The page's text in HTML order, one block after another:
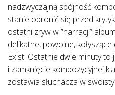
nadzwyczajną spójność
stanie obronić się przed
ostatni zryw w ”narracji”
delikatne, powolne,
Exist. Ostatnie dwie minuty
i zamknięcie kompozycyjnej
zostawia słuchacza w